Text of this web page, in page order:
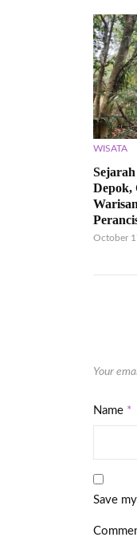
WISATA
Depok,
October
Your
Name *
Save